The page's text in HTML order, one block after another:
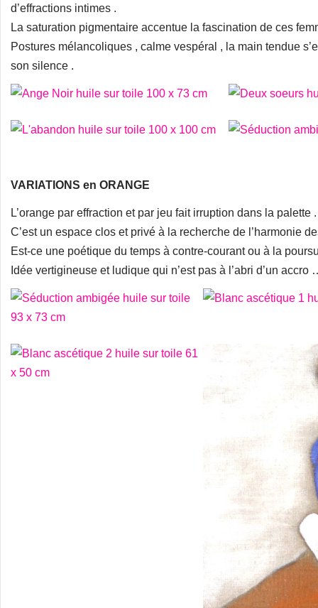
d’effractions intimes .
La saturation pigmentaire accentue la fascination de ces
Postures mélancoliques , calme vespéral , la main tendue
son silence .
VARIATIONS en ORANGE
L’orange par effraction et par jeu fait irruption dans la palette .
C’est un espace clos et privé à la recherche de l’harmonie
Est-ce une poétique du temps à contre-courant ou à la
Idée vertigineuse et ludique qui n’est pas à l’abri d’un accro